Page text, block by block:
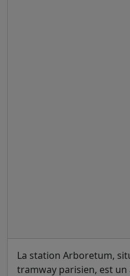
La station Arboretum,
tramway parisien, est